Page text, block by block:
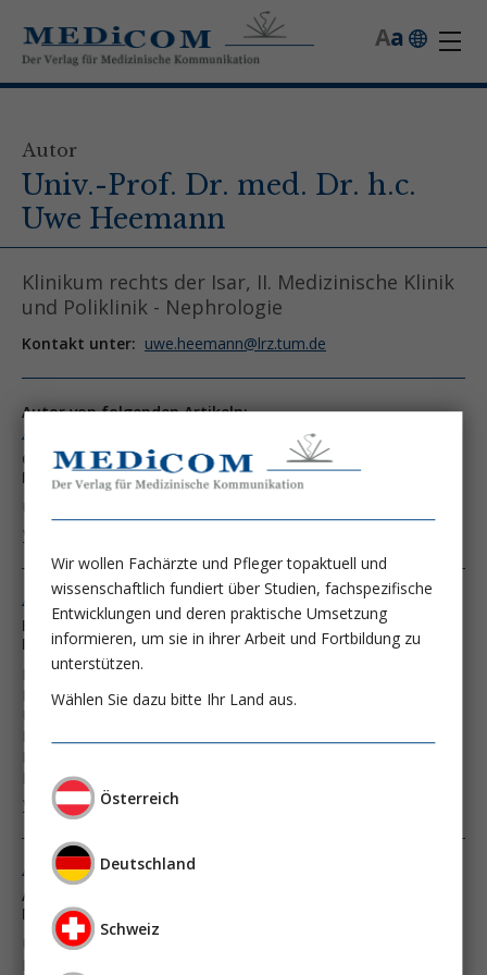
a
A
Autor
Univ.-Prof. Dr. med. Dr. h.c.
Uwe Heemann
Klinikum rechts der Isar, II. Medizinische Klinik
und Poliklinik - Nephrologie
Kontakt unter: uwe.heemann@lrz.tum.de
Autor von folgenden Artikeln:
Ausgabe 3/08
Cytomegalie-Virus (CMV)-Infektion nach
Nierentransplantation
Weiter lesen ...
Ausgabe 6/14
Eisensubstitution bei Peritonealdialyse und nach
Nierentransplantation
Prof. Dr. med. Vincent Brandenburg
Prof. Dr. med. Danilo Fliser
Prof. Dr. med. Roland M. Schaefer
Weiter lesen ...
Ausgabe 3/07
Aktuelle Standards der Immunsuppression nach
Nierentransplantation
Univ.-Prof. Dr. med. Dr. h.c. Uwe Heemann
Wir wollen Fachärzte und Pfleger topaktuell und
wissenschaftlich fundiert über Studien, fachspezifische
Entwicklungen und deren praktische Umsetzung
informieren, um sie in ihrer Arbeit und Fortbildung zu
unterstützen.
Wählen Sie dazu bitte Ihr Land aus.
Österreich
Deutschland
Schweiz